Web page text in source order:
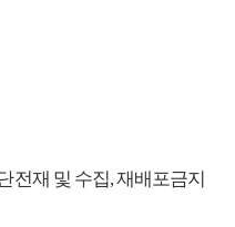
전재 및 수집, 재배포금지